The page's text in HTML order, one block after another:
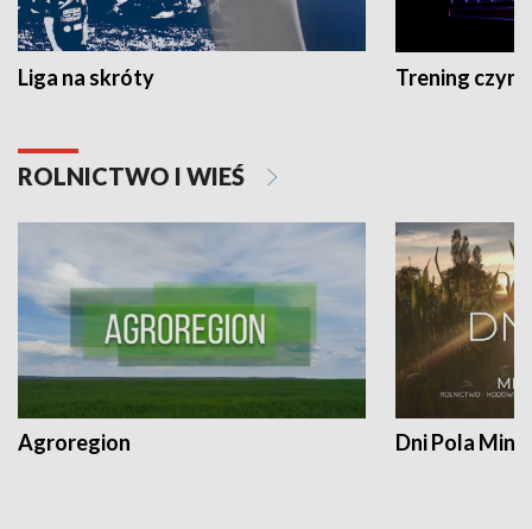
Liga na skróty Trening czyni
ROLNICTWO I WIEŚ
Agroregion Dni Pola